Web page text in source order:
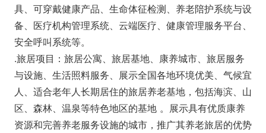
具、可穿戴健康产品、生命体征检测、养老陪护系统与设
备、医疗机构管理系统、云端医疗、健康管理服务平台、
安全呼叫系统等。
.旅居项目：旅居公寓、旅居基地、康养城市、旅居服务
与设施、生活照料服务、展示全国各地环境优美、气候宜
人、适合老年人长期居住的旅居养老基地，包括海滨、山
区、森林、温泉等特色地区的基地 。展示具有优质康养
资源和完善养老服务设施的城市，推广其养老旅居的优势